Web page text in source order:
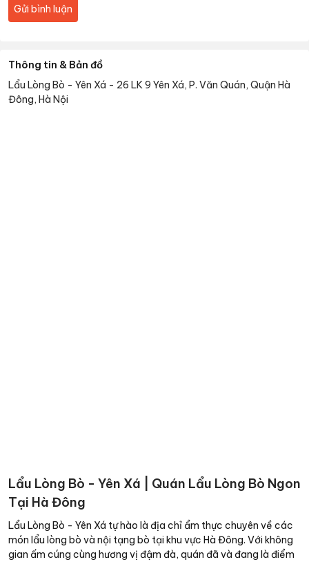
Gửi bình luận
Thông tin & Bản đồ
Lẩu Lòng Bò - Yên Xá - 26 LK 9 Yên Xá, P. Văn Quán, Quận Hà
Đông, Hà Nội
Lẩu Lòng Bò - Yên Xá | Quán Lẩu Lòng Bò Ngon
Tại Hà Đông
Lẩu Lòng Bò - Yên Xá tự hào là địa chỉ ẩm thực chuyên về các
món lẩu lòng bò và nội tạng bò tại khu vực Hà Đông. Với không
gian ấm cúng cùng hương vị đậm đà, quán đã và đang là điểm